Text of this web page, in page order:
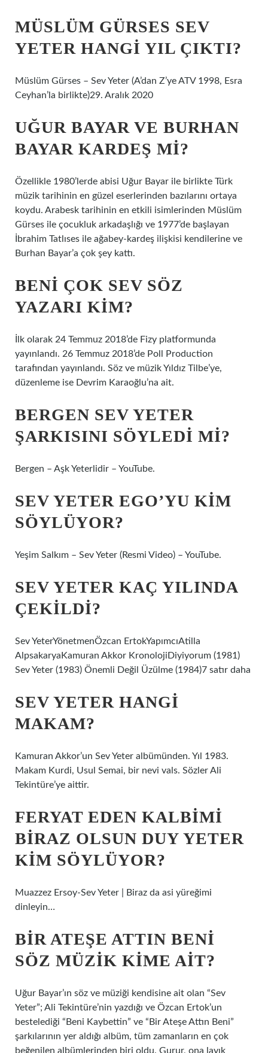
MÜSLÜM GÜRSES SEV
YETER HANGI YIL ÇIKTI?
Müslüm Gürses – Sev Yeter (A’dan Z’ye ATV 1998, Esra
Ceyhan’la birlikte)29. Aralık 2020
UĞUR BAYAR VE BURHAN
BAYAR KARDEŞ MI?
Özellikle 1980’lerde abisi Uğur Bayar ile birlikte Türk
müzik tarihinin en güzel eserlerinden bazılarını ortaya
koydu. Arabesk tarihinin en etkili isimlerinden Müslüm
Gürses ile çocukluk arkadaşlığı ve 1977’de başlayan
İbrahim Tatlıses ile ağabey-kardeş ilişkisi kendilerine ve
Burhan Bayar’a çok şey kattı.
BENI ÇOK SEV SÖZ
YAZARI KIM?
İlk olarak 24 Temmuz 2018’de Fizy platformunda
yayınlandı. 26 Temmuz 2018’de Poll Production
tarafından yayınlandı. Söz ve müzik Yıldız Tilbe’ye,
düzenleme ise Devrim Karaoğlu’na ait.
BERGEN SEV YETER
ŞARKISINI SÖYLEDI MI?
Bergen – Aşk Yeterlidir – YouTube.
SEV YETER EGO’YU KIM
SÖYLÜYOR?
Yeşim Salkım – Sev Yeter (Resmi Video) – YouTube.
SEV YETER KAÇ YILINDA
ÇEKILDI?
Sev YeterYönetmenÖzcan ErtokYapımcıAtilla
AlpsakaryaKamuran Akkor KronolojiDiyiyorum (1981)
Sev Yeter (1983) Önemli Değil Üzülme (1984)7 satır daha
SEV YETER HANGI
MAKAM?
Kamuran Akkor’un Sev Yeter albümünden. Yıl 1983.
Makam Kurdi, Usul Semai, bir nevi vals. Sözler Ali
Tekintüre’ye aittir.
FERYAT EDEN KALBIMI
BIRAZ OLSUN DUY YETER
KIM SÖYLÜYOR?
Muazzez Ersoy-Sev Yeter | Biraz da asi yüreğimi
dinleyin…
BIR ATEŞE ATTIN BENI
SÖZ MÜZIK KIME AIT?
Uğur Bayar’ın söz ve müziği kendisine ait olan “Sev
Yeter”; Ali Tekintüre’nin yazdığı ve Özcan Ertok’un
bestelediği “Beni Kaybettin” ve “Bir Ateşe Attın Beni”
şarkılarının yer aldığı albüm, tüm zamanların en çok
beğenilen albümlerinden biri oldu. Gurur, ona layık